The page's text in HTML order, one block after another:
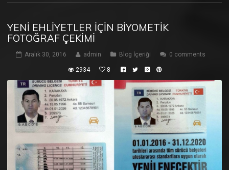
YENI EHLIYETLER İÇIN BIYOMETIK
FOTOĞRAF ÇEKIMI
Aralık 30, 2016 admin Blog İçeriği 0 comments
2934 8